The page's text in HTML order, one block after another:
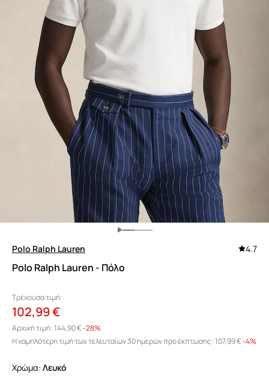
Polo Ralph Lauren 4.7
Polo Ralph Lauren - Πόλο
Τρέχουσα τιμή:
102,99 €
Αρχική τιμή:144,90 €-28%
Η χαμηλότερη τιμή των τελευταίων 30 ημερών προ έκπτωσης:107,99 € -4%
Χρώμα:
λευκό